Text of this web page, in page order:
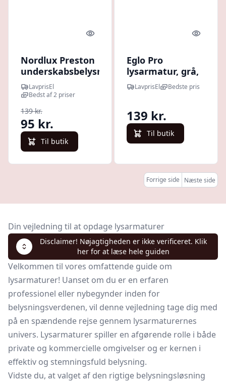
Quick look
Nordlux Preston
underskabsbelysning,
30 cm
LavprisEl
Bedst af 2 priser
139 kr.
95 kr.
Til butik
Quick
Eglo Pro
lysarmatur, grå,
54 cm
LavprisEl Bedste pris
139 kr.
Til butik
Forrige side Næste side
Din vejledning til at opdage lysarmaturer
Disclaimer! Nøjagtigheden er ikke verificeret. Klik
her for at læse hele guiden
Velkommen til vores omfattende guide om
lysarmaturer! Uanset om du er en erfaren
professionel eller nybegynder inden for
belysningsverdenen, vil denne vejledning tage dig med
på en spændende rejse gennem lysarmaturernes
univers. Lysarmaturer spiller en afgørende rolle i både
private og kommercielle omgivelser og er kernen i
effektiv og stemningsfuld belysning.
Vidste du, at valget af den rigtige belysningsløsning